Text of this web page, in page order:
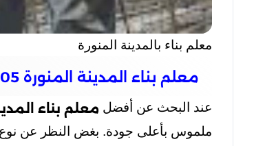
معلم بناء بالمدينة المنورة
معلم بناء المدينة المنورة 0548060905
عند البحث عن أفضل معلم بناء
ملموس بأعلى جودة. بغض النظر عن نوع